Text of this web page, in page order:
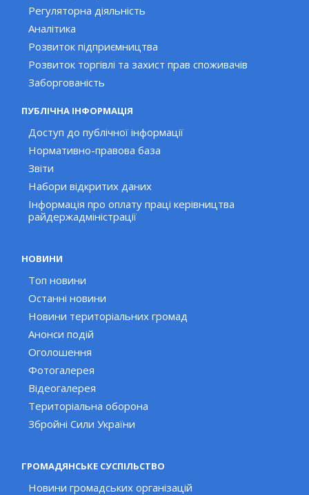
Регуляторна діяльність
Аналітика
Розвиток підприємництва
Розвиток торгівлі та захист прав споживачів
Заборгованість
ПУБЛІЧНА ІНФОРМАЦІЯ
Доступ до публічної інформації
Нормативно-правова база
Звіти
Набори відкритих даних
Інформація про оплату праці керівництва
райдержадміністрації
НОВИНИ
Топ новини
Останні новини
Новини територіальних громад
Анонси подій
Оголошення
Фотогалерея
Відеогалерея
Територіальна оборона
Збройні Сили України
ГРОМАДЯНСЬКЕ СУСПІЛЬСТВО
Новини громадських організацій